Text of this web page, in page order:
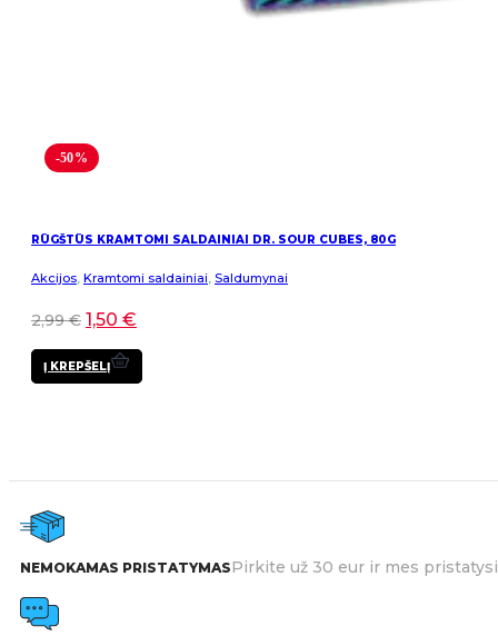
-50%
RŪGŠTŪS KRAMTOMI SALDAINIAI DR. SOUR CUBES, 80G
Akcijos Kramtomi saldainiai Saldumynai
2,99€ 1,50 €
Į KREPŠELĮ
NEMOKAMAS PRISTATYMASPirkite už 30 eur ir mes